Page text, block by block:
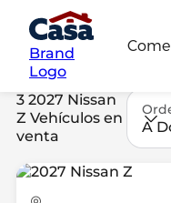
Brand
Logo
3 2027 Nissan
Z Vehículos en
venta
A